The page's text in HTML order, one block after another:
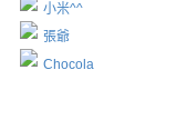
小米^^
張爺
Chocola